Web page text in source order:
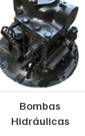
Bombas
Hidráulicas